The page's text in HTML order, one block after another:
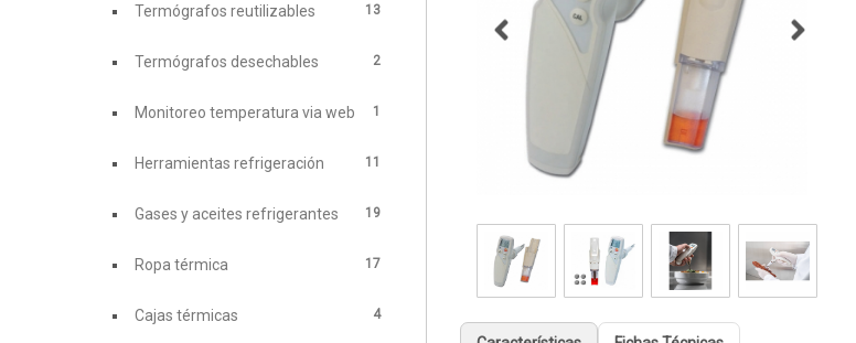
Termógrafos reutilizables 13
Termógrafos desechables 2
Monitoreo temperatura via web 1
Herramientas refrigeración 11
Gases y aceites refrigerantes 19
Ropa térmica 17
Cajas térmicas 4